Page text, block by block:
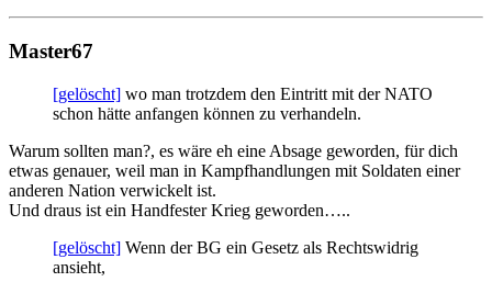
Master67
[gelöscht] wo man trotzdem den Eintritt mit der NATO
schon hätte anfangen können zu verhandeln.
Warum sollten man?, es wäre eh eine Absage geworden, für dich
etwas genauer, weil man in Kampfhandlungen mit Soldaten einer
anderen Nation verwickelt ist.
Und draus ist ein Handfester Krieg geworden…..
[gelöscht] Wenn der BG ein Gesetz als Rechtswidrig
ansieht,